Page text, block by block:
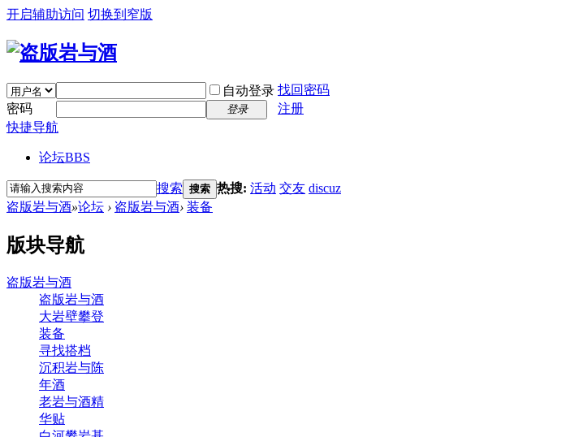
开启辅助访问 切换到窄版
自动登录 找回密码
密码
登录
注册
快捷导航
论坛BBS
搜索 搜索 热搜: 活动 交友 discuz
盗版岩与酒»论坛 › 盗版岩与酒› 装备
版块导航
盗版岩与酒
盗版岩与酒
大岩壁攀登
装备
寻找搭档
沉积岩与陈
年酒
老岩与酒精
华贴